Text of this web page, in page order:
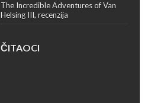
The Incredible Adventures of Van
Helsing III, recenzija
ČITAOCI